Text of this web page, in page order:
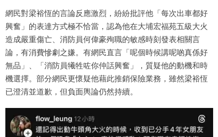
網民對梁裕恆的言論反應激烈，紛紛批評他「每次出車都好
興奮」的表達方式極不恰當，認為他在大埔宏福苑五級大火
造成嚴重傷亡、消防員何偉豪殉職的敏感時刻發表相關言
論，有消費慘劇之嫌。有網民直言「呢個時候講呢啲真係好
無品」、「消防員犧牲咗你仲話興奮」，質疑他的動機和時
機選擇。部分網民更懷疑他藉此推銷保險業務，雖然梁裕恆
已澄清並道歉，但負面輿論仍然持續。